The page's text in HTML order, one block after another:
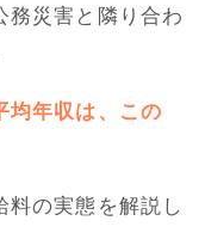
務災害と隣り合わ
均年収は、この
料の実態を解説し